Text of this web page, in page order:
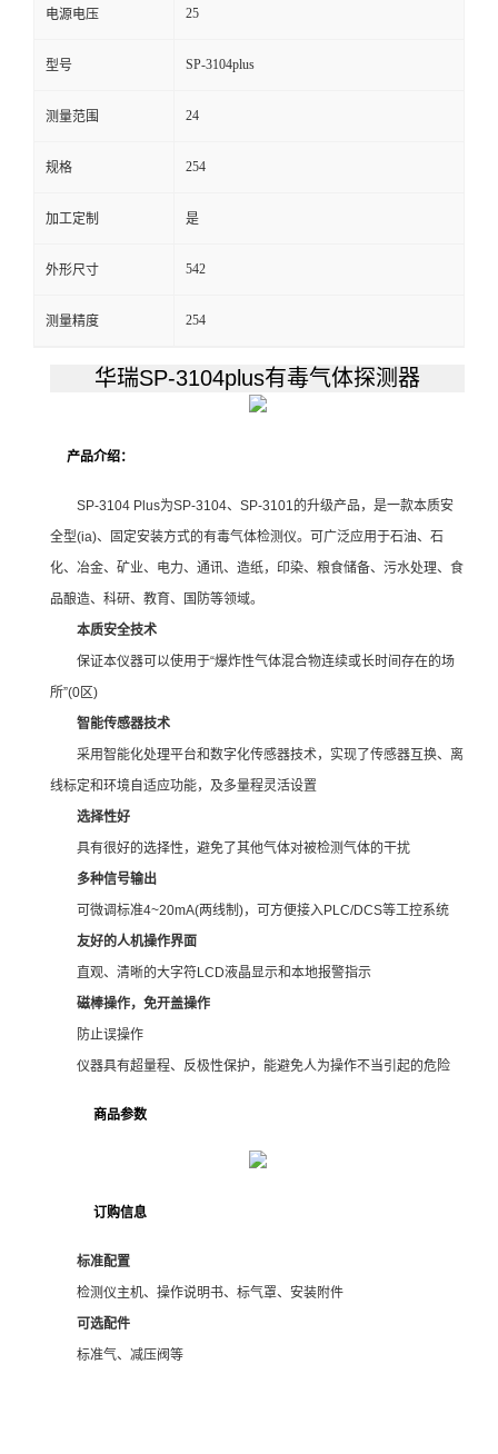
言
电源电压 25
型号 SP-3104plus
测量范围 24
规格 254
加工定制 是
外形尺寸 542
测量精度 254
华瑞SP-3104plus有毒气体探测器
产品介绍：
SP-3104 Plus为SP-3104、SP-3101的升级产品，是一款本质安
全型(ia)、固定安装方式的有毒气体检测仪。可广泛应用于石油、石
化、冶金、矿业、电力、通讯、造纸，印染、粮食储备、污水处理、食
品酿造、科研、教育、国防等领域。
本质安全技术
保证本仪器可以使用于“爆炸性气体混合物连续或长时间存在的场
所”(0区)
智能传感器技术
采用智能化处理平台和数字化传感器技术，实现了传感器互换、离
线标定和环境自适应功能，及多量程灵活设置
选择性好
具有很好的选择性，避免了其他气体对被检测气体的干扰
多种信号输出
可微调标准4~20mA(两线制)，可方便接入PLC/DCS等工控系统
友好的人机操作界面
直观、清晰的大字符LCD液晶显示和本地报警指示
磁棒操作，免开盖操作
防止误操作
仪器具有超量程、反极性保护，能避免人为操作不当引起的危险
商品参数
订购信息
标准配置
检测仪主机、操作说明书、标气罩、安装附件
可选配件
标准气、减压阀等